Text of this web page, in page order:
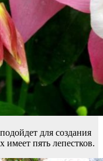
для создания
пять лепестков.